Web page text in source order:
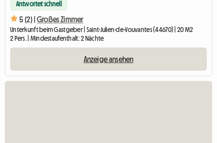
Antwortet schnell
5 (2) | Großes Zimmer
Unterkunft beim Gastgeber | Saint-Julien-de-Vouvantes (44670) | 20 M2
2 Pers. | Mindestaufenthalt: 2 Nächte
Anzeige ansehen